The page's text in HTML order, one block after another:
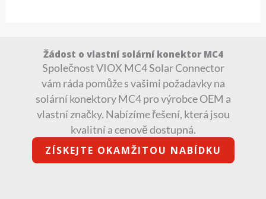
Žádost o vlastní solární konektor MC4
Společnost VIOX MC4 Solar Connector
vám ráda pomůže s vašimi požadavky na
solární konektory MC4 pro výrobce OEM a
vlastní značky. Nabízíme řešení, která jsou
kvalitní a cenově dostupná.
ZÍSKEJTE OKAMŽITOU NABÍDKU